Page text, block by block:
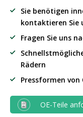
Sie benötigen
kontaktieren Sie
Fragen Sie uns
Rädern
Pressformen
OE-Teile